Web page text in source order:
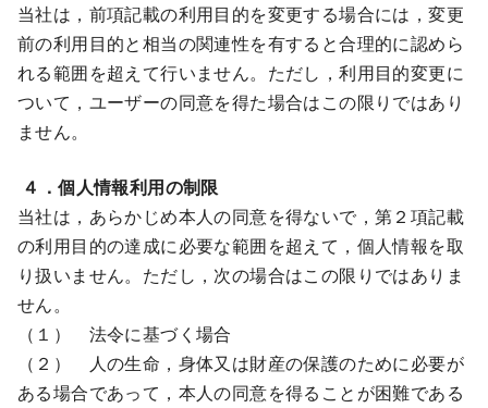
当社は，前項記載の利用目的を変更する場合には，変更
前の利用目的と相当の関連性を有すると合理的に認めら
れる範囲を超えて行いません。ただし，利用目的変更に
ついて，ユーザーの同意を得た場合はこの限りではあり
ません。
４．個人情報利用の制限
当社は，あらかじめ本人の同意を得ないで，第２項記載
の利用目的の達成に必要な範囲を超えて，個人情報を取
り扱いません。ただし，次の場合はこの限りではありま
せん。
（１） 法令に基づく場合
（２） 人の生命，身体又は財産の保護のために必要が
ある場合であって，本人の同意を得ることが困難である